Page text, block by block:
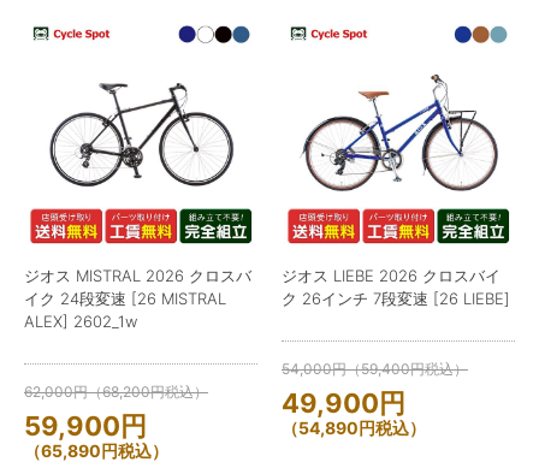
ジオス MISTRAL 2026 クロスバ
イク 24段変速 [26 MISTRAL
ALEX] 2602_1w
62,000円（68,200円税込）
59,900円
（65,890円税込）
ジオス LIEBE 2026 クロスバイ
ク 26インチ 7段変速 [26 LIEBE]
54,000円（59,400円税込）
49,900円
（54,890円税込）